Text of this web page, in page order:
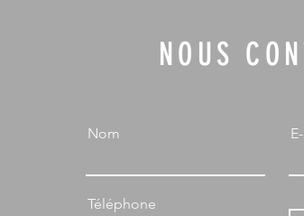
NOUS
Nom
Téléphone